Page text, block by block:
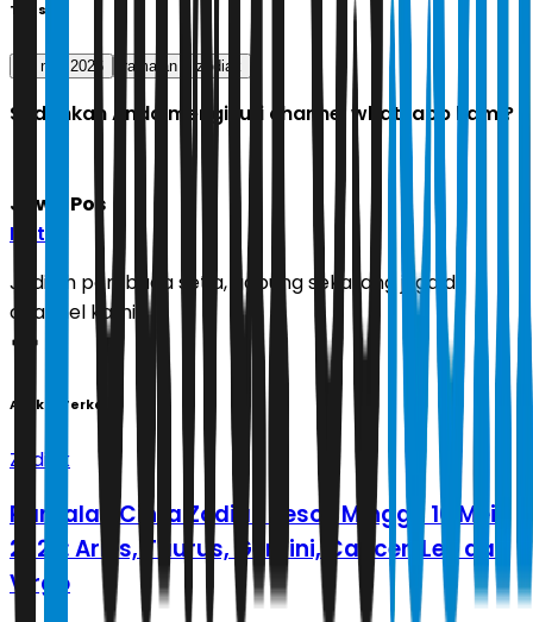
Tags
10 mei 2026 ramalan zodiak
Sudahkah Anda mengikuti channel whatsapp kami?
Jawa Pos
Ikuti
Jadilah pembaca setia, gabung sekarang juga di
channel kami!
Artikel Terkait
Zodiak
Ramalan Cinta Zodiak Besok Minggu 10 Mei
2026: Aries, Taurus, Gemini, Cancer, Leo dan
Virgo